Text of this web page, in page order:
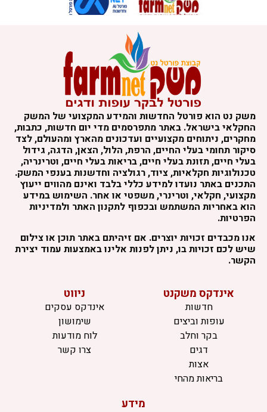
משק נט הוא פורטל החדשות והמידע המקצועי של המשק
החקלאי בישראל. באתר מתפרסמים מדי יום חדשות, כתבות,
מחקרים, ניתוחים מקצועיים ועדכונים מהארץ ומהעולם, לצד
סיקור תחומי בעלי החיים, הרפת, הלול, הצאן, הדגה, גידול
בעלי חיים, תזונת בעלי חיים, בריאות בעלי חיים, וטרינריה,
טכנולוגיות חקלאיות, ציוד, רגולציה וחדשנות בענפי המשק.
התכנים באתר נועדו למידע כללי בלבד ואינם מהווים ייעוץ
מקצועי, חקלאי, וטרינרי, משפטי או אחר. השימוש במידע
הוא באחריות המשתמש ובכפוף לתקנון האתר ולמדיניות
הפרטיות.
אנו מכבדים זכויות יוצרים. אם זיהיתם באתר תוכן או צילום
שיש לכם זכויות בו, ניתן לפנות אלינו באמצעות עמוד יצירת
הקשר.
אינדקס משקנט
חדשות
עופות וביצים
בקר וחלב
דגים
אצות
בריאות מהחי
ניווט
אינדקס עסקים
שימושון
לוח מודעות
צרו קשר
מידע